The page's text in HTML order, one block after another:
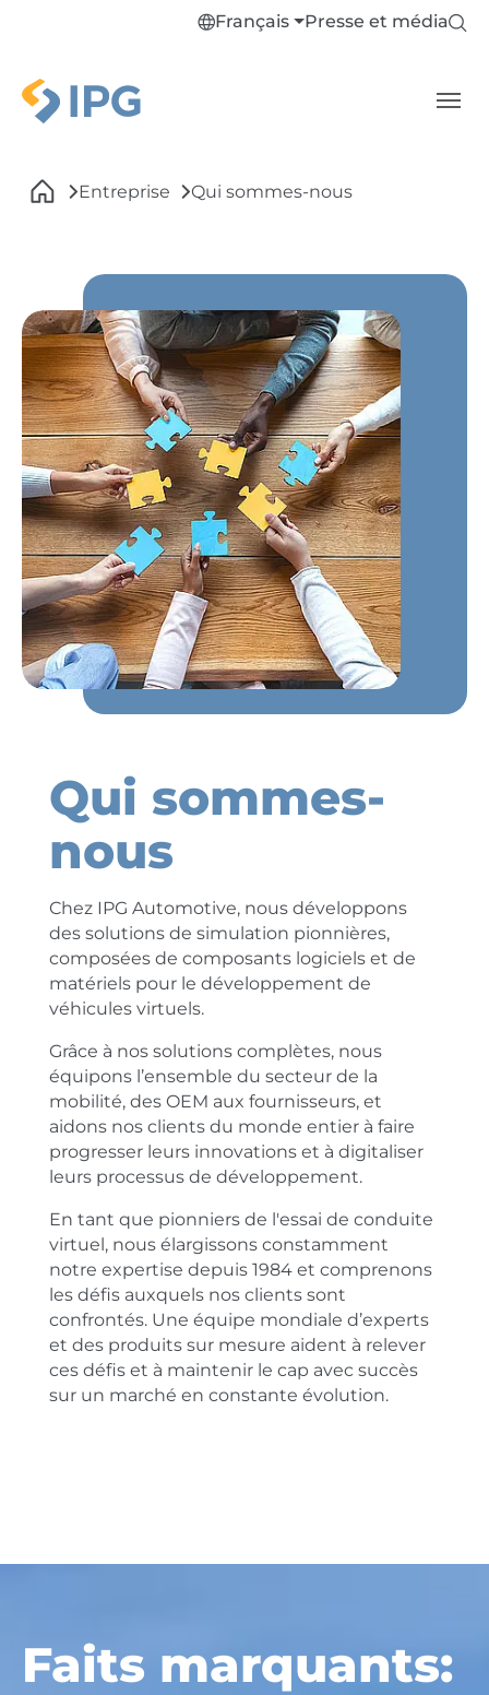
Skip to main navigation Français Presse et média
Entreprise
Qui sommes-nous
Qui sommes-
nous
Chez IPG Automotive, nous développons
des solutions de simulation pionnières,
composées de composants logiciels et de
matériels pour le développement de
véhicules virtuels.
Grâce à nos solutions complètes, nous
équipons l’ensemble du secteur de la
mobilité, des OEM aux fournisseurs, et
aidons nos clients du monde entier à faire
progresser leurs innovations et à digitaliser
leurs processus de développement.
En tant que pionniers de l'essai de conduite
virtuel, nous élargissons constamment
notre expertise depuis 1984 et comprenons
les défis auxquels nos clients sont
confrontés. Une équipe mondiale d’experts
et des produits sur mesure aident à relever
ces défis et à maintenir le cap avec succès
sur un marché en constante évolution.
Faits marquants: